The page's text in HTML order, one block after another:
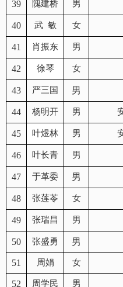
39 隗建桥 男
40 武 敏 女
41 肖振东 男
42 徐琴 女
43 严三国 男
44 杨明开 男
45 叶煜林 男
46 叶长青 男
47 于革委 男
48 张莲苓 女
49 张瑞昌 男
50 张盛勇 男
51 周娟 女
52 周学民 男